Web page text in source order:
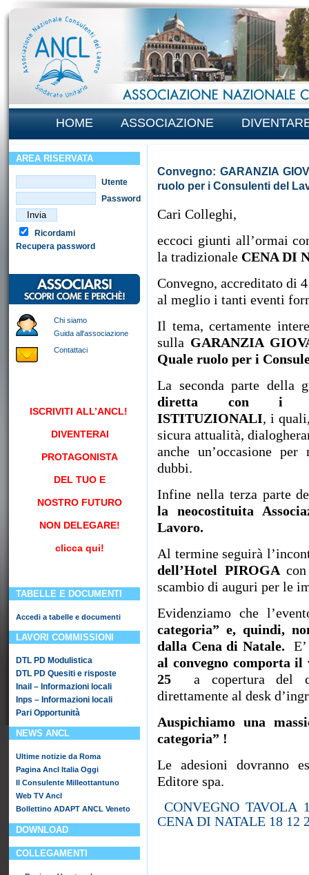
HOME ASSOCIAZIONE
AREA RISERVATA
Utente
Password
Ricordami
Recupera password
Chi siamo
Guida all'associazione
Contattaci
ISCRIVITI ALL’ANCL!
DIVENTERAI
PROTAGONISTA
DEL TUO E
NOSTRO FUTURO
NON DELEGARE!
clicca qui!
TABELLE E DOCUMENTI
Accedi a tabelle e documenti
LAVORI COMMISSIONI
DTL PD Modulistica
DTL PD Quesiti e risposte
Inail – Informazioni locali
Inps – Informazioni locali
Pari Opportunità
NEWS ANCL
Ultime notizie da Roma
Pagina Ancl Italia Oggi
Il Consulente Milleottantuno
Web TV Ancl
Bollettino ADAPT ANCL Veneto
DOWNLOAD
COLLEGAMENTI
Convegno: GARANZIA
ruolo per i Consulenti del
Cari Colleghi,
eccoci giunti all’ormai
la tradizionale CENA DI
Convegno, accreditato di
al meglio i tanti eventi
Il tema, certamente
sulla GARANZIA
Quale ruolo per i
La seconda parte della
diretta con i
ISTITUZIONALI, i
sicura attualità,
anche un’occasione
dubbi.
Infine nella terza parte
la neocostituita
Lavoro.
Al termine seguirà
dell’Hotel PIROGA
scambio di auguri per le
Evidenziamo che
categoria” e, quindi,
dalla Cena di Natale.
al convegno comporta il
25 a copertura del
direttamente al desk
Auspichiamo una
categoria” !
Le adesioni dovranno
Editore spa.
CONVEGNO TAVOLA
CENA DI NATALE 18 12